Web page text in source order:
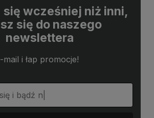
się wcześniej niż inni,
się do naszego
newslettera
i łap promocje!